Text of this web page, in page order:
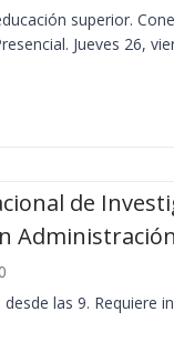
superior.
Jueves 26,
de
Administración
las 9. Requiere